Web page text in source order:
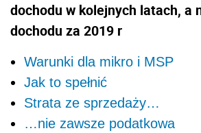
dochodu w kolejnych latach, a
dochodu za 2019 r
Warunki dla mikro i MSP
Jak to spełnić
Strata ze sprzedaży…
…nie zawsze podatkowa